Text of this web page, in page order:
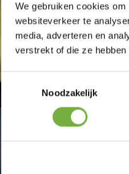
We gebruiken cookies
websiteverkeer te
media, adverteren en
verstrekt of die ze
Toestemmingsselectie
Noodzakelijk